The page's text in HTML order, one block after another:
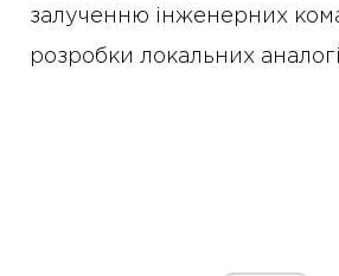
залученню інженерних
розробки локальних